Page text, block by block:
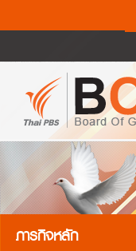
ภารกิจหลัก